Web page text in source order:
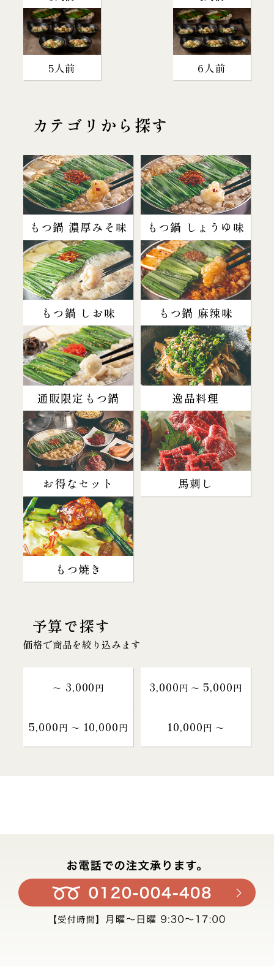
5人前 6人前
カテゴリから探す
もつ鍋 濃厚みそ味 もつ鍋 しょうゆ味
もつ鍋 しお味 もつ鍋 麻辣味
通販限定もつ鍋 逸品料理
お得なセット 馬刺し
もつ焼き
予算で探す
価格で商品を絞り込みます
～ 3,000円 3,000円 〜 5,000円
5,000円 〜 10,000円 10,000円 〜